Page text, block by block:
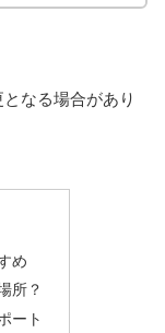
なる場合があり
め
所？
ート